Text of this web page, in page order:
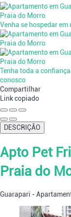
Venha se hospedar
Tenha toda a
conosco
Compartilhar
Link copiado
DESCRIÇÃO
Apto Pet
Praia do
Guarapari -